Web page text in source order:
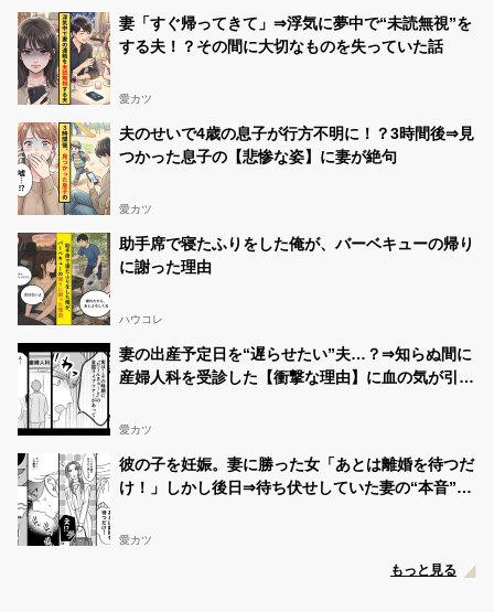
妻「すぐ帰ってきて」⇒浮気に夢中で“未読無視”を
する夫！？その間に大切なものを失っていた話
愛カツ
夫のせいで4歳の息子が行方不明に！？3時間後⇒見
つかった息子の【悲惨な姿】に妻が絶句
愛カツ
助手席で寝たふりをした俺が、バーベキューの帰り
に謝った理由
ハウコレ
妻の出産予定日を“遅らせたい”夫…？⇒知らぬ間に
産婦人科を受診した【衝撃な理由】に血の気が引い
愛カツ
彼の子を妊娠。妻に勝った女「あとは離婚を待つだ
け！」しかし後日⇒待ち伏せしていた妻の“本音”に
愛カツ
もっと見る